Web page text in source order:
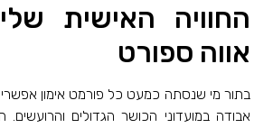
החוויה האישית
אווה ספורט
בתור מי שנסתה כמעט כל פורמט אימון
אבודה במועדוני הכושר הגדולים